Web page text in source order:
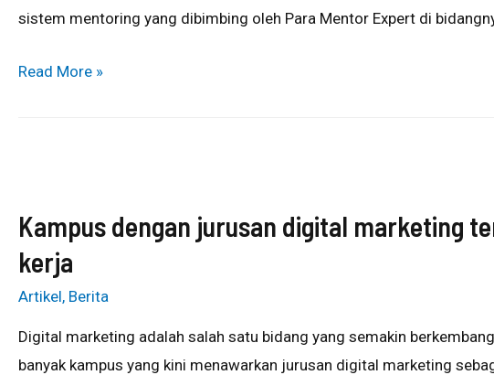
sistem mentoring yang dibimbing oleh Para Mentor Expert di
Read More »
Kampus dengan jurusan digital marketing
kerja
Artikel, Berita
Digital marketing adalah salah satu bidang yang semakin
banyak kampus yang kini menawarkan jurusan digital marketing